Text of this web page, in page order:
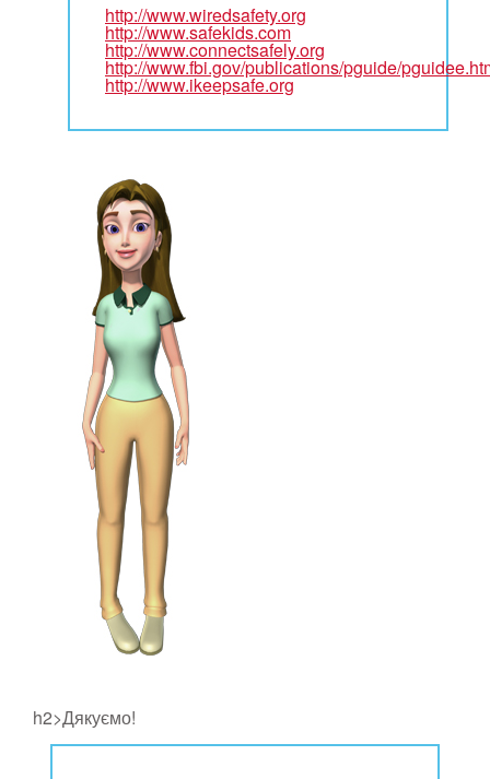
http://www.wiredsafety.org
http://www.safekids.com
http://www.connectsafely.org
http://www.fbi.gov/publications/pguide/
http://www.ikeepsafe.org
h2>Дякуємо!